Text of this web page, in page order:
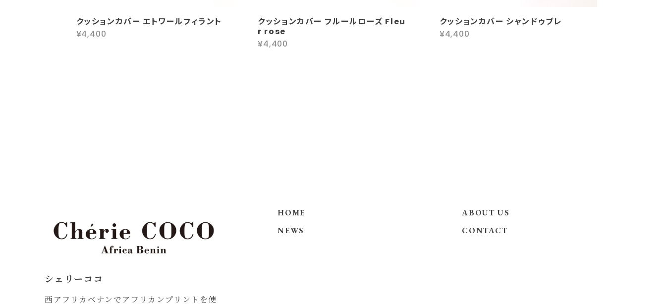
クッションカバー エトワールフィラント
¥4,400
クッションカバー フルールローズ Fleu
r rose
¥4,400
クッションカバー シャンドゥブレ
¥4,400
シェリーココ
西アフリカベナンでアフリカンプリントを使
HOME
ABOUT US
NEWS
CONTACT